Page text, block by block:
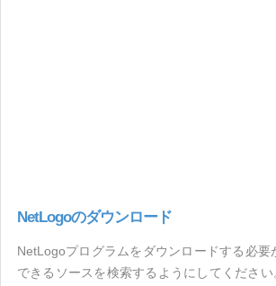
NetLogoのダウンロード
NetLogoプログラムをダウンロードする必要
できるソースを検索するようにしてくださ